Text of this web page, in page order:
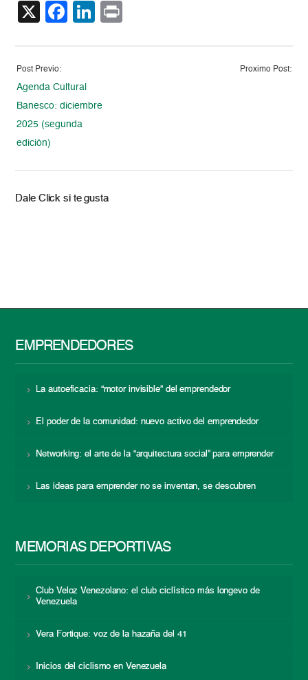
X Facebook
LinkedIn
Post Previo:
Agenda Cultural
Banesco: diciembre
2025 (segunda
edición)
Proximo Post:
Dale Click si te gusta
EMPRENDEDORES
La autoeficacia: “motor invisible” del emprendedor
El poder de la comunidad: nuevo activo del emprendedor
Networking: el arte de la “arquitectura social” para emprender
Las ideas para emprender no se inventan, se descubren
MEMORIAS DEPORTIVAS
Club Veloz Venezolano: el club ciclístico más longevo de
Venezuela
Vera Fortique: voz de la hazaña del 41
Inicios del ciclismo en Venezuela